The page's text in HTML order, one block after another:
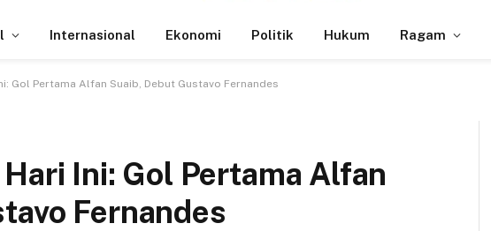
Internasional Ekonomi Politik Hukum Ragam
Gol Pertama Alfan Suaib, Debut Gustavo Fernandes
Ini: Gol Pertama Alfan
Fernandes